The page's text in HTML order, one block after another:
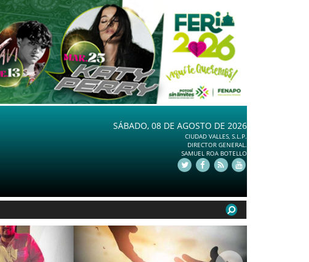
SÁBADO, 08 DE AGOSTO DE 2026
CIUDAD VALLES, S.L.P.
DIRECTOR GENERAL.
SAMUEL ROA BOTELLO